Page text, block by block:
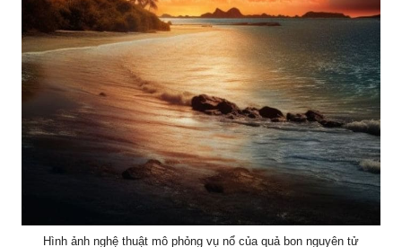
Hình ảnh nghệ thuật mô phỏng vụ nổ của quả bon nguyên tử